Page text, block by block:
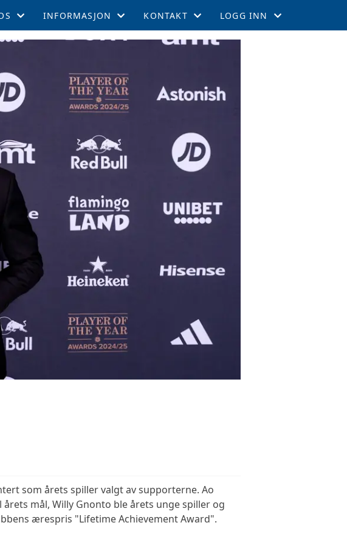
VEDTEKTER
OG ARRANGEMENTER
(TPN)
INFORMASJON
REISE TIL LEEDS
SUPPORTERCUPEN
KAMPER OG TABELL
LEEDSEFFEKTER
AKTIVITETSKALENDER
KONTAKT
KONTAKT
LOGG INN
som årets spiller valgt av supporterne. Ao
mål, Willy Gnonto ble årets unge spiller og
ærespris "Lifetime Achievement Award".